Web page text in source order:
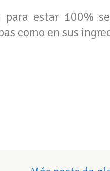
para estar 100%
como en sus